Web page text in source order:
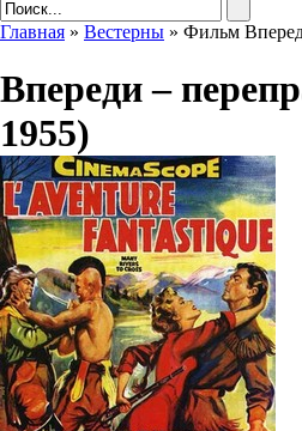
Главная » Вестерны » Фильм
Впереди –
1955)